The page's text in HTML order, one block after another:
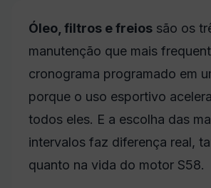
Óleo, filtros e freios são os
manutenção que mais
cronograma programado em
porque o uso esportivo
todos eles. E a escolha das
intervalos faz diferença real,
quanto na vida do motor S58.